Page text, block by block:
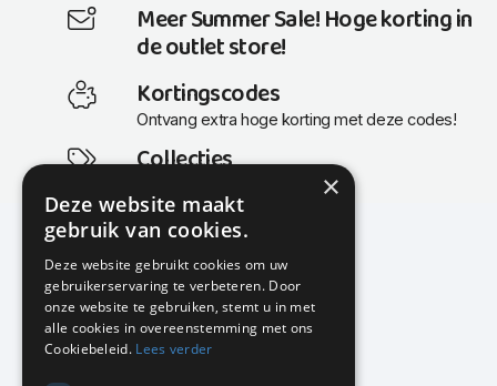
Meer Summer Sale! Hoge korting in
de outlet store!
Kortingscodes
Ontvang extra hoge korting met deze codes!
Collecties
Actuele en populaire collecties
KMP Kantoormeubilair
Airport Business Park
Frankfurtstraat 29-31
1175 RH Lijnden
×
Deze website maakt
gebruik van cookies.
Deze website gebruikt cookies om uw
gebruikerservaring te verbeteren. Door
onze website te gebruiken, stemt u in met
alle cookies in overeenstemming met ons
Cookiebeleid. Lees verder